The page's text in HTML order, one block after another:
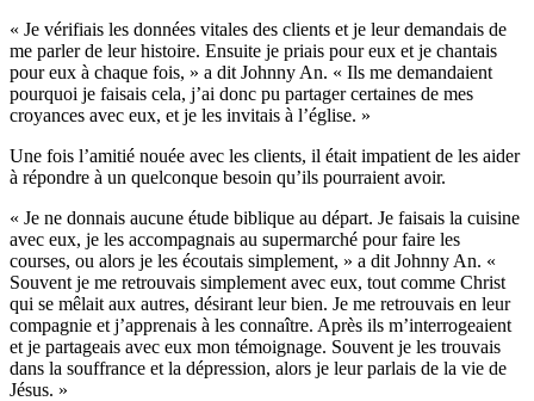
« Je vérifiais les données vitales des clients et je leur demandais de
me parler de leur histoire. Ensuite je priais pour eux et je chantais
pour eux à chaque fois, » a dit Johnny An. « Ils me demandaient
pourquoi je faisais cela, j’ai donc pu partager certaines de mes
croyances avec eux, et je les invitais à l’église. »
Une fois l’amitié nouée avec les clients, il était impatient de les aider
à répondre à un quelconque besoin qu’ils pourraient avoir.
« Je ne donnais aucune étude biblique au départ. Je faisais la cuisine
avec eux, je les accompagnais au supermarché pour faire les
courses, ou alors je les écoutais simplement, » a dit Johnny An. «
Souvent je me retrouvais simplement avec eux, tout comme Christ
qui se mêlait aux autres, désirant leur bien. Je me retrouvais en leur
compagnie et j’apprenais à les connaître. Après ils m’interrogeaient
et je partageais avec eux mon témoignage. Souvent je les trouvais
dans la souffrance et la dépression, alors je leur parlais de la vie de
Jésus. »